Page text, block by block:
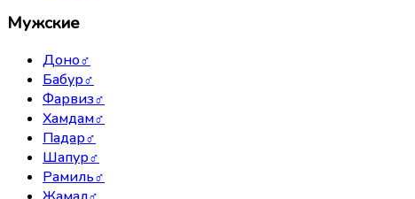
Мужские
Доно♂
Бабур♂
Фарвиз♂
Хамдам♂
Падар♂
Шапур♂
Рамиль♂